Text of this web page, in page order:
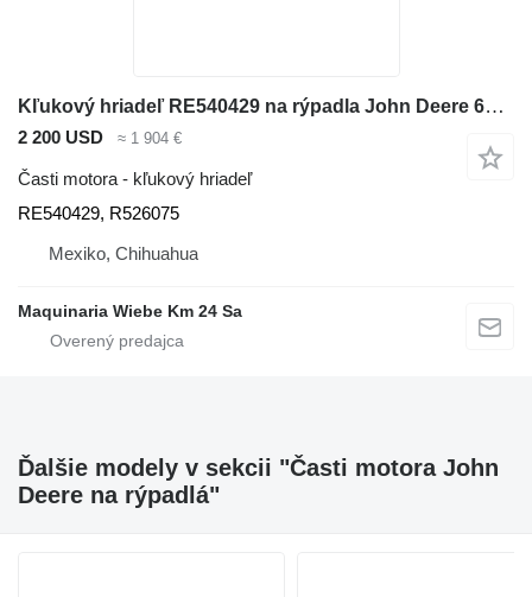
Kľukový hriadeľ RE540429 na rýpadla John Deere 6090H
2 200 USD ≈ 1 904 €
Časti motora - kľukový hriadeľ
RE540429, R526075
Mexiko, Chihuahua
Maquinaria Wiebe Km 24 Sa
Ďalšie modely v sekcii "Časti motora John
Deere na rýpadlá"